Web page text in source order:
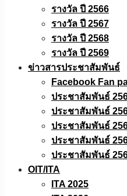
รางวัล ปี 2566
รางวัล ปี 2567
รางวัล ปี 2568
รางวัล ปี 2569
ข่าวสารประชาสัมพันธ์
Facebook Fan
ประชาสัมพันธ์
ประชาสัมพันธ์
ประชาสัมพันธ์
ประชาสัมพันธ์
ประชาสัมพันธ์
OIT/ITA
ITA 2025